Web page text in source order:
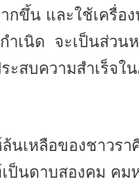
กขึ้น และใช้เครื่อ
ำเนิด จะเป็นส่วน
ะสบความสำเร็จใ
นเหลือของชาวรา
ป็นดาบสองคม คม